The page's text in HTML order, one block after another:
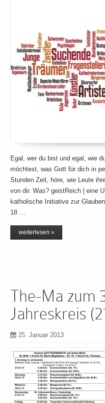
Egal, wer du bist und egal, wie
möchtest, was Gott für dich in
Stunden Zeit, höre, wie Leute
von dir. Was? geistReich | eine
katholische Initiative zur
18 …
weiterlesen »
The-Ma zum
Jahreskreis
25. Januar 2013